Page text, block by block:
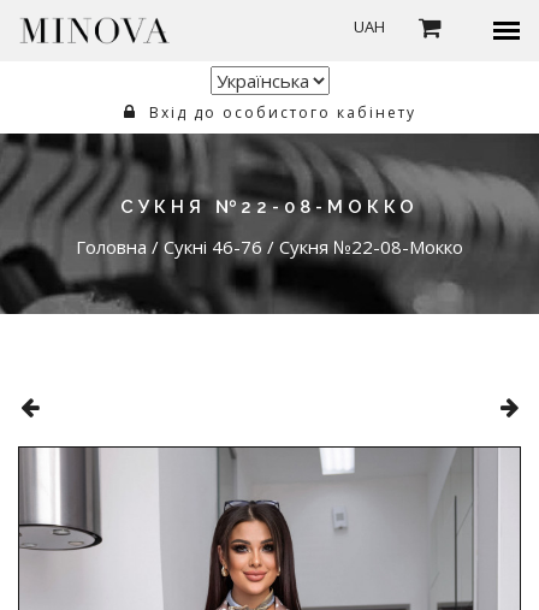
UAH
Вхід до особистого кабінету
СУКНЯ №22-08-МОККО
Головна / Сукні 46-76 / Сукня №22-08-Мокко